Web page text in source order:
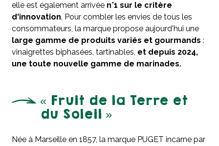
elle est également arrivée n°1 sur le critère
d'innovation. Pour combler les envies de tous les
consommateurs, la marque propose aujourd'hui une
large gamme de produits variés et gourmands :
vinaigrettes biphasées, tartinables, et depuis 2024,
une toute nouvelle gamme de marinades.
« Fruit de la Terre et
du Soleil »
Née à Marseille en 1857, la marque PUGET incarne par